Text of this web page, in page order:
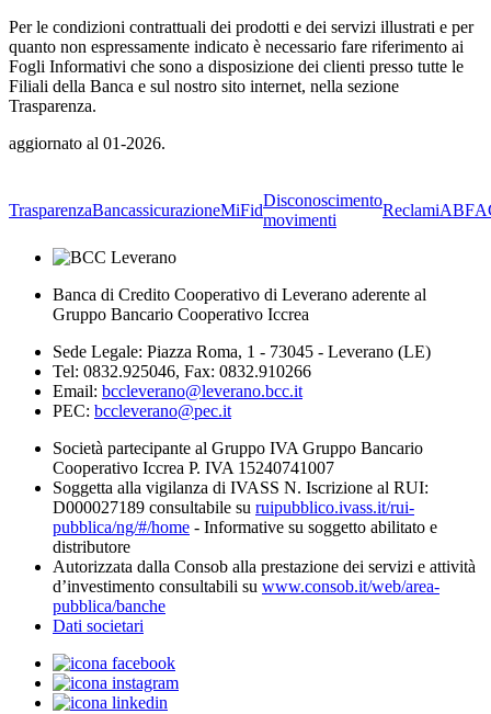
Per le condizioni contrattuali dei prodotti e dei servizi illustrati e per
quanto non espressamente indicato è necessario fare riferimento ai
Fogli Informativi che sono a disposizione dei clienti presso tutte le
Filiali della Banca e sul nostro sito internet, nella sezione
Trasparenza.
aggiornato al 01-2026.
TrasparenzaBancassicurazioneMiFid
Disconoscimento
movimenti
ReclamiABF
Banca di Credito Cooperativo di Leverano aderente al
Gruppo Bancario Cooperativo Iccrea
Sede Legale: Piazza Roma, 1 - 73045 - Leverano (LE)
Tel: 0832.925046, Fax: 0832.910266
Email: bccleverano@leverano.bcc.it
PEC: bccleverano@pec.it
Società partecipante al Gruppo IVA Gruppo Bancario
Cooperativo Iccrea P. IVA 15240741007
Soggetta alla vigilanza di IVASS N. Iscrizione al RUI:
D000027189 consultabile su ruipubblico.ivass.it/rui-
pubblica/ng/#/home - Informative su soggetto abilitato e
distributore
Autorizzata dalla Consob alla prestazione dei servizi e attività
d’investimento consultabili su www.consob.it/web/area-
pubblica/banche
Dati societari